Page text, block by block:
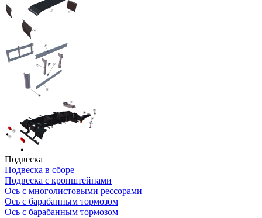
Подвеска
Подвеска в сборе
Подвеска с кронштейнами
Ось с многолистовыми рессорами
Ось с барабанным тормозом
Ось с барабанным тормозом